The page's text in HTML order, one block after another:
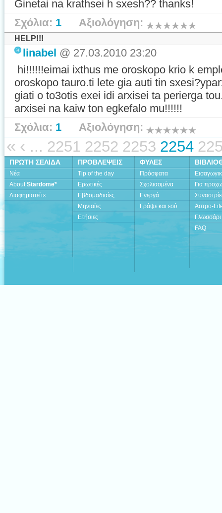
Ginetai na krathsei h sxesh?? thanks!
Σχόλια: 1 Αξιολόγηση:
HELP!!!
linabel @ 27.03.2010 23:20
hi!!!!!!eimai ixthus me oroskopo krio k
oroskopo tauro.ti lete gia auti tin
giati o to3otis exei idi arxisei ta perierga
arxisei na kaiw ton egkefalo mu!!!!!!
Σχόλια: 1 Αξιολόγηση:
« ‹ ... 2251 2252 2253 2254
ΠΡΩΤΗ ΣΕΛΙΔΑ
Νέα
AboutStardome*
Διαφημιστείτε
ΠΡΟΒΛΕΨΕΙΣ
Tip of the day
Ερωτικές
Εβδομαδιαίες
Μηνιαίες
Ετήσιες
ΦΥΛΕΣ
Πρόσφατα
Σχολιασμένα
Ενεργά
Γράψε και εσύ
Για
Άστρο-
Γλωσσάρι
FAQ